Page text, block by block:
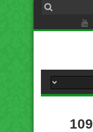
“النديم” يرصد 109